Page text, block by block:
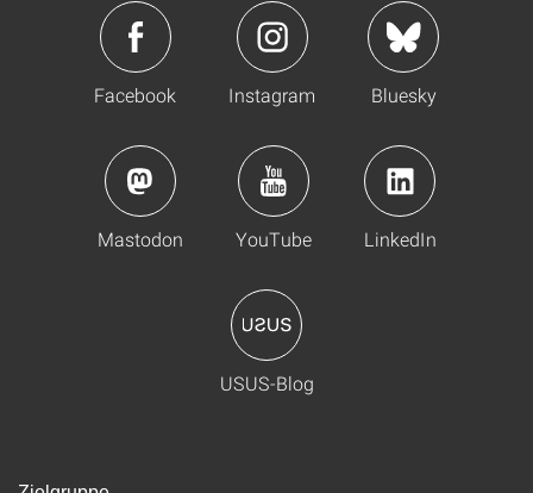
Facebook Instagram Bluesky
Mastodon YouTube LinkedIn
USUS-Blog